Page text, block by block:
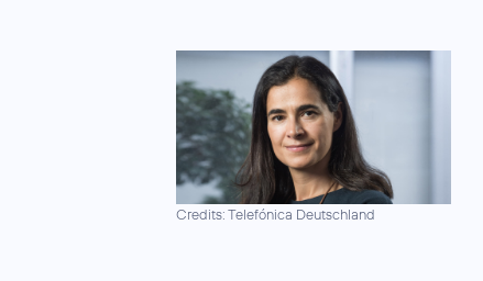
Credits: Telefónica Deutschland